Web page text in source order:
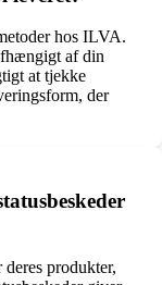
hos ILVA.
af din
at tjekke
der
produkter,